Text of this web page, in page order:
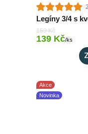
Legíny 3/4 s
159 Kč
139 Kč/ks
Akce
Novinka